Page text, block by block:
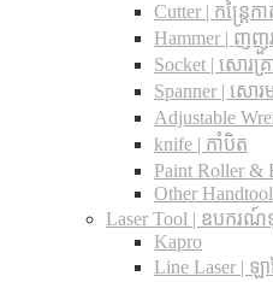
Cutter | កន្រ្តៃក
Hammer | ញញួរ
Socket | សោរគ្រ
Spanner |​ សោរ
Adjustable
knife | កាំបិត
Paint Roller
Other Handtool
Laser Tool | ឧបករណ៍
Kapro
Line Laser | ឡ